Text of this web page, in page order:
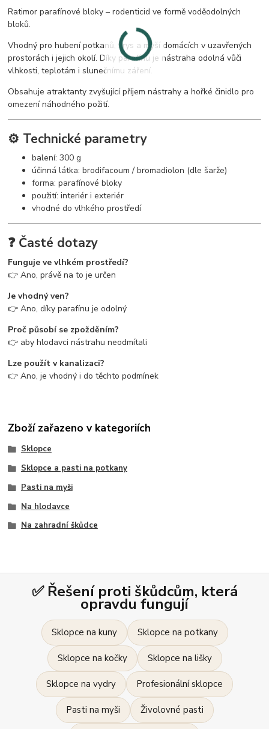
Ratimor parafínové bloky – rodenticid ve formě voděodolných
bloků.
Vhodný pro hubení potkanů, krys a myší domácích v uzavřených
prostorách i jejich okolí. Díky parafínu je nástraha odolná vůči
vlhkosti, teplotám i slunečnímu záření.
Obsahuje atraktanty zvyšující příjem nástrahy a hořké činidlo pro
omezení náhodného požití.
⚙️ Technické parametry
balení: 300 g
účinná látka: brodifacoum / bromadiolon (dle šarže)
forma: parafínové bloky
použití: interiér i exteriér
vhodné do vlhkého prostředí
❓ Časté dotazy
Funguje ve vlhkém prostředí?
👉 Ano, právě na to je určen
Je vhodný ven?
👉 Ano, díky parafínu je odolný
Proč působí se zpožděním?
👉 aby hlodavci nástrahu neodmítali
Lze použít v kanalizaci?
👉 Ano, je vhodný i do těchto podmínek
Zboží zařazeno v kategoriích
Sklopce
Sklopce a pasti na potkany
Pasti na myši
Na hlodavce
Na zahradní škůdce
✅ Řešení proti škůdcům, která
opravdu fungují
Sklopce na kuny Sklopce na potkany
Sklopce na kočky Sklopce na lišky
Sklopce na vydry Profesionální sklopce
Pasti na myši Živolovné pasti